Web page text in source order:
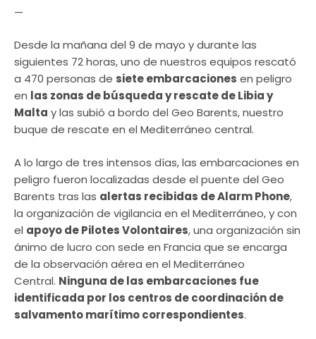
—
Desde la mañana del 9 de mayo y durante las
siguientes 72 horas, uno de nuestros equipos rescató
a 470 personas de siete embarcaciones en peligro
en las zonas de búsqueda y rescate de Libia y
Malta y las subió a bordo del Geo Barents, nuestro
buque de rescate en el Mediterráneo central.
A lo largo de tres intensos días, las embarcaciones en
peligro fueron localizadas desde el puente del Geo
Barents tras las alertas recibidas de Alarm Phone,
la organización de vigilancia en el Mediterráneo, y con
el apoyo de Pilotes Volontaires, una organización sin
ánimo de lucro con sede en Francia que se encarga
de la observación aérea en el Mediterráneo
Central. Ninguna de las embarcaciones fue
identificada por los centros de coordinación de
salvamento marítimo correspondientes.